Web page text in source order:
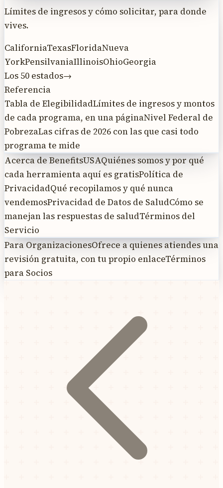
Límites de ingresos y cómo solicitar, para donde
vives.
CaliforniaTexasFloridaNueva
YorkPensilvaniaIllinoisOhioGeorgia
Los 50 estados→
Referencia
Tabla de ElegibilidadLímites de ingresos y montos
de cada programa, en una páginaNivel Federal de
PobrezaLas cifras de 2026 con las que casi todo
programa te mide
Acerca de BenefitsUSAQuiénes somos y por qué
cada herramienta aquí es gratisPolítica de
PrivacidadQué recopilamos y qué nunca
vendemosPrivacidad de Datos de SaludCómo se
manejan las respuestas de saludTérminos del
Servicio
Para OrganizacionesOfrece a quienes atiendes una
revisión gratuita, con tu propio enlaceTérminos
para Socios